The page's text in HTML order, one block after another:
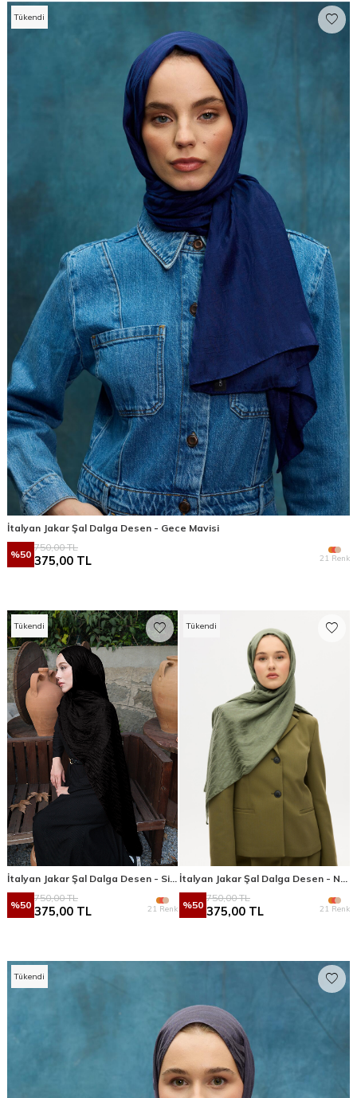
Tükendi
İtalyan Jakar Şal Dalga Desen - Gece Mavisi
%50
750,00TL
375,00 TL 21 Renk
Tükendi
%50
750,00TL
375,00 TL 21 Renk
Tükendi
%50
750,00TL
375,00 TL 21 Renk
Tükendi